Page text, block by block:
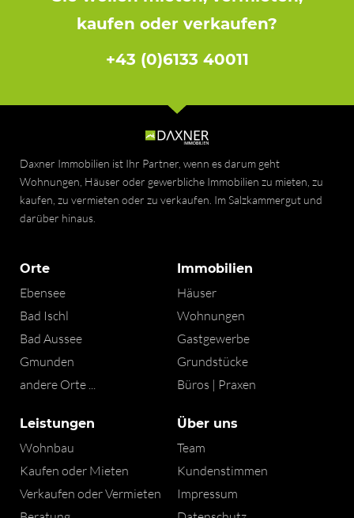
kaufen oder verkaufen?
+43 (0)6133 40011
Daxner Immobilien ist Ihr Partner, wenn es darum geht
Wohnungen, Häuser oder gewerbliche Immobilien zu mieten, zu
kaufen, zu vermieten oder zu verkaufen. Im Salzkammergut und
darüber hinaus.
Orte
Ebensee
Bad Ischl
Bad Aussee
Gmunden
andere Orte ...
Immobilien
Häuser
Wohnungen
Gastgewerbe
Grundstücke
Büros | Praxen
Leistungen
Wohnbau
Kaufen oder Mieten
Verkaufen oder Vermieten
Über uns
Team
Kundenstimmen
Impressum